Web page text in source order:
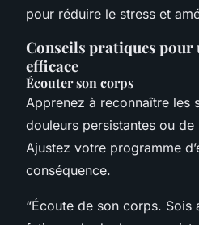
pour réduire le stress et
Conseils pratiques pour
efficace
Écouter son corps
Apprenez à reconnaître les
douleurs persistantes ou
Ajustez votre programme
conséquence.
“Écoute de son corps. Sois